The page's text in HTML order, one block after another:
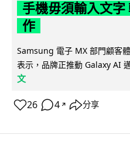
手機毋須輸入文字
作
Samsung 電子 MX 部門顧客
表示，品牌正推動 Galaxy AI
文
26 4 ↗ 分享